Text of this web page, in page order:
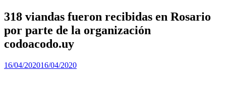
318 viandas fueron recibidas en Rosario
por parte de la organización
codoacodo.uy
16/04/202016/04/2020